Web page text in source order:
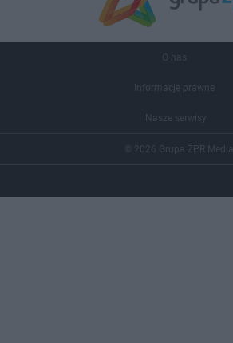
O nas
Informacje prawne
Nasze serwisy
© 2026 Grupa ZPR Media